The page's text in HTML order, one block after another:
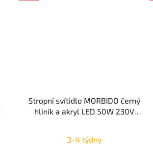
Stropní svítidlo MORBIDO černý
hliník a akryl LED 50W 230V
Tuya - NOVA LUCE
3-4 týdny